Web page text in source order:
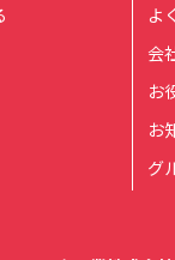
よ
会
お
お
グ